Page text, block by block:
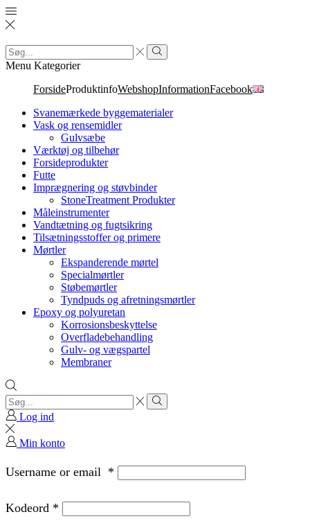
Search
input
Search
Menu Kategorier
ForsideProduktinfoWebshopInformationFacebook
Svanemærkede byggematerialer
Vask og rensemidler
Gulvsæbe
Værktøj og tilbehør
Forsideprodukter
Futte
Imprægnering og støvbinder
StoneTreatment Produkter
Måleinstrumenter
Vandtætning og fugtsikring
Tilsætningsstoffer og primere
Mørtler
Ekspanderende mørtel
Specialmørtler
Støbemørtler
Tyndpuds og afretningsmørtler
Epoxy og polyuretan
Korrosionsbeskyttelse
Overfladebehandling
Gulv- og vægspartel
Membraner
Search
input
Search
Log ind
Min konto
Username or email *
Kodeord *